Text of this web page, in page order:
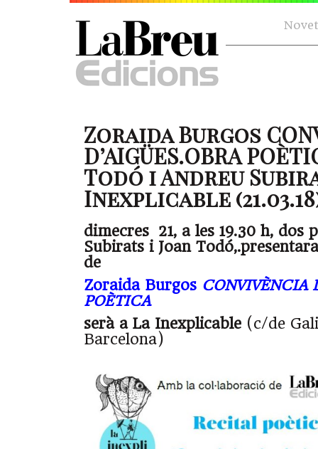
Zoraida Burgos
D’AIGÜES.OBRA
Todó i Andreu
Inexplicable
dimecres 21, a les 19.30 h, dos
Subirats i Joan
de
Zoraida Burgos CONVIVÈNCIA
POÈTICA
serà a La Inexplicable (c/de
Barcelona)